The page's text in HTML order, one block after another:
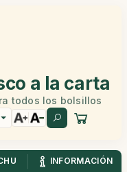
a la carta
todos los bolsillos
INFORMACIÓN